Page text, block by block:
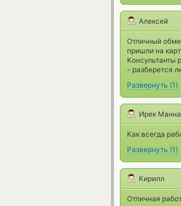
Алексей
Отличный
пришли на
Консультанты
- разберется
Развернуть (1)
Ирек
Как всегда
Развернуть (1)
Кирилл
Отличная